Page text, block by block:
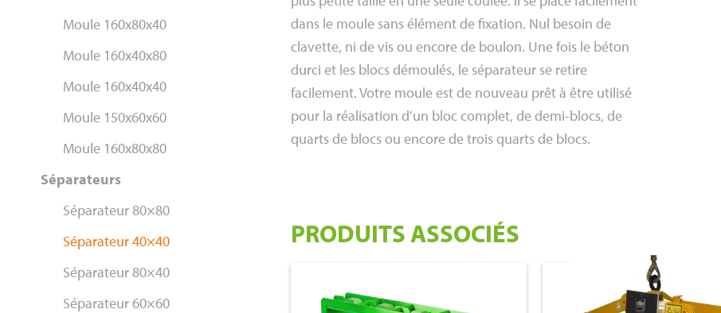
dans le moule sans élément de fixation. Nul besoin de
clavette, ni de vis ou encore de boulon. Une fois le béton
durci et les blocs démoulés, le séparateur se retire
facilement. Votre moule est de nouveau prêt à être utilisé
pour la réalisation d’un bloc complet, de demi-blocs, de
quarts de blocs ou encore de trois quarts de blocs.
PRODUITS ASSOCIÉS
€ 1.050,00
Moule 160x80x40
Moule 160x40x80
Moule 160x40x40
Moule 150x60x60
Moule 160x80x80
Séparateurs
Séparateur 80×80
Séparateur 40×40
Séparateur 80×40
Séparateur 60×60